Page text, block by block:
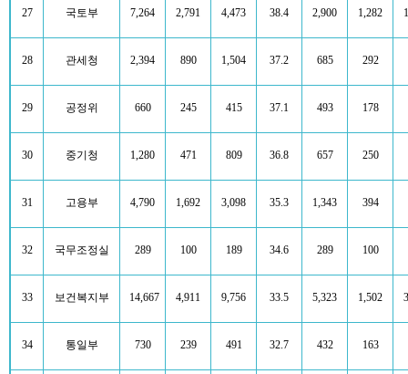
27 국토부 7,264 2,791 4,473 38.4 2,900 1,282
28 관세청 2,394 890 1,504 37.2 685 292
29 공정위 660 245 415 37.1 493 178
30 중기청 1,280 471 809 36.8 657 250
31 고용부 4,790 1,692 3,098 35.3 1,343 394
32 국무조정실 289 100 189 34.6 289 100
33 보건복지부 14,667 4,911 9,756 33.5 5,323 1,502
34 통일부 730 239 491 32.7 432 163